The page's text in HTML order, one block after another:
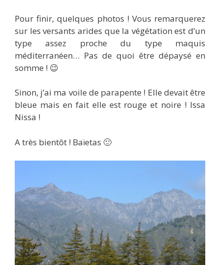
Pour finir, quelques photos ! Vous remarquerez
sur les versants arides que la végétation est d’un
type assez proche du type maquis
méditerranéen… Pas de quoi être dépaysé en
somme ! 😉
Sinon, j’ai ma voile de parapente ! Elle devait être
bleue mais en fait elle est rouge et noire ! Issa
Nissa !
A très bientôt ! Baïetas 🙂